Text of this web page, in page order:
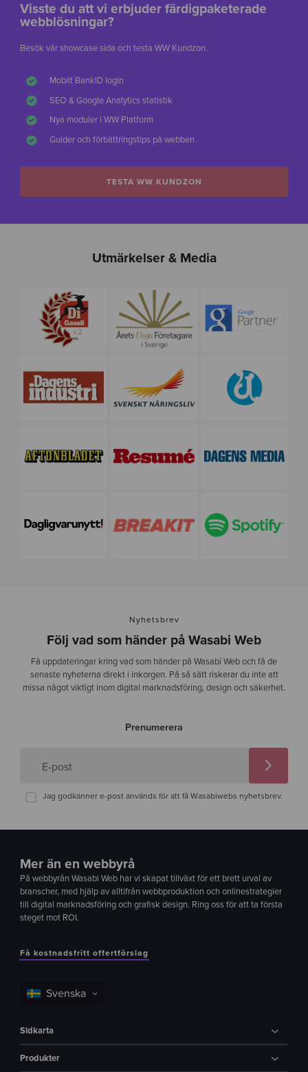
Visste du att vi erbjuder färdigpaketerade
webblösningar?
Besök vår showcase sida och testa WW Kundzon.
Mobilt BankID login
SEO & Google Analytics statistik
Nya moduler i WW Platform
Guider och förbättringstips på webben
TESTA WW KUNDZON
Utmärkelser & Media
Nyhetsbrev
Följ vad som händer på Wasabi Web
Få uppdateringar kring vad som händer på Wasabi Web och få de
senaste nyheterna direkt i inkorgen. På så sätt riskerar du inte att
missa något viktigt inom digital marknadsföring, design och säkerhet.
Prenumerera
E-post
Jag godkänner e-post används för att få Wasabiwebs nyhetsbrev.
Mer än en webbyrå
På webbyrån Wasabi Web har vi skapat tillväxt för ett brett urval av
branscher, med hjälp av alltifrån webbproduktion och onlinestrategier
till digital marknadsföring och grafisk design. Ring oss för att ta första
steget mot ROI.
Få kostnadsfritt offertförslag
Sidkarta
Produkter